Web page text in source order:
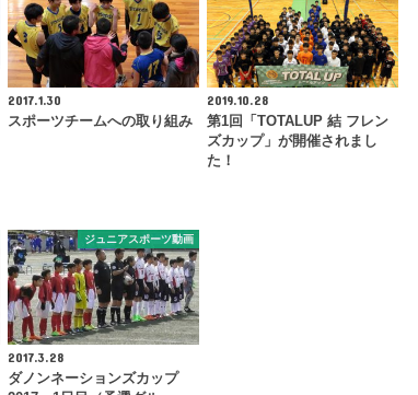
2017.1.30
スポーツチームへの取り組み
2019.10.28
第1回「TOTALUP 結 フレン
ズカップ」が開催されまし
た！
ジュニアスポーツ動画
2017.3.28
ダノンネーションズカップ